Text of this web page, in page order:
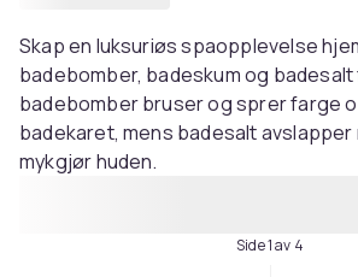
Skap en luksuriøs spaopplevelse
badebomber, badeskum og badesalt
badebomber bruser og sprer farge
badekaret, mens badesalt avslapper
mykgjør huden.
Side 1 av 4